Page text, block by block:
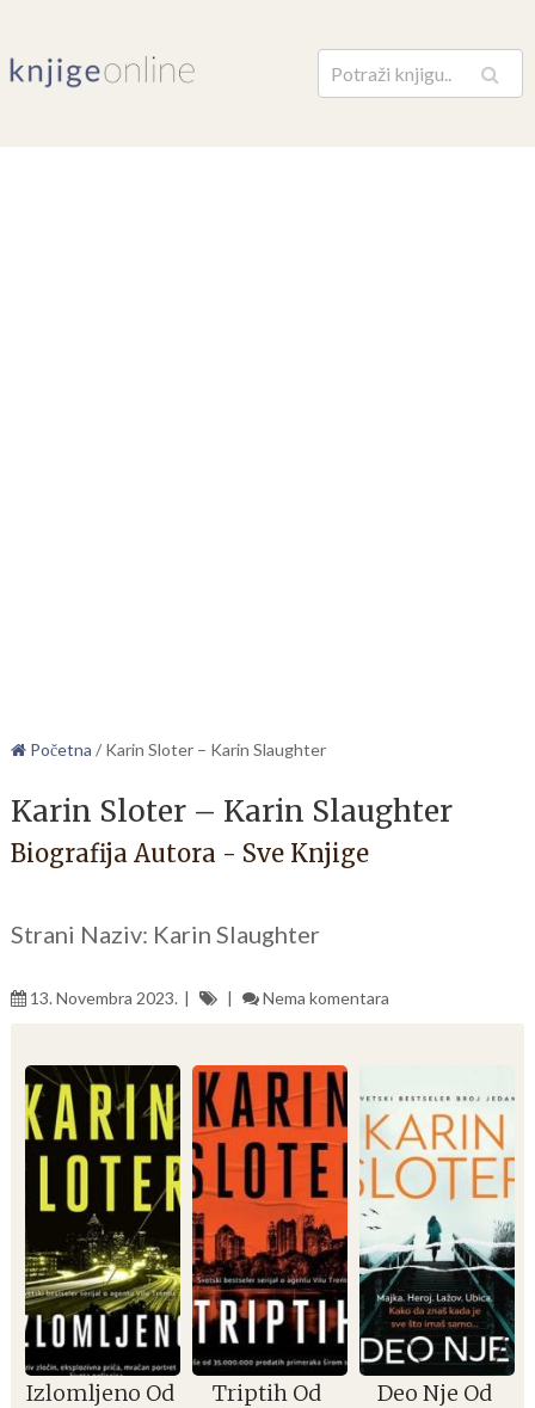
Pretraga
Početna / Karin Sloter – Karin Slaughter
Karin Sloter – Karin Slaughter
Biografija Autora - Sve Knjige
Strani Naziv: Karin Slaughter
13. Novembra 2023. Nema komentara
Izlomljeno Od
Triptih Od
Deo Nje Od